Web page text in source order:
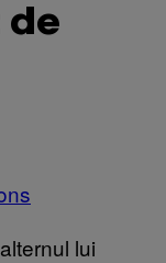
de
lui